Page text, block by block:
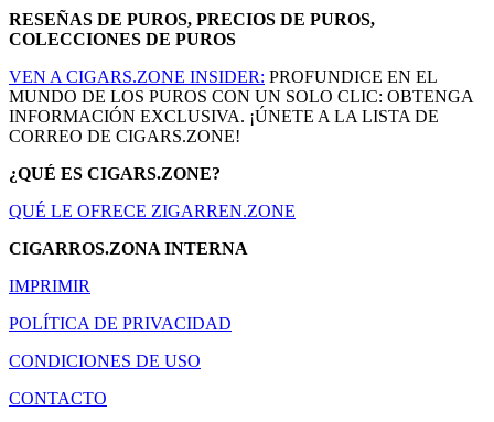
RESEÑAS DE PUROS, PRECIOS DE PUROS,
COLECCIONES DE PUROS
VEN A CIGARS.ZONE INSIDER: PROFUNDICE EN EL
MUNDO DE LOS PUROS CON UN SOLO CLIC: OBTENGA
INFORMACIÓN EXCLUSIVA. ¡ÚNETE A LA LISTA DE
CORREO DE CIGARS.ZONE!
¿QUÉ ES CIGARS.ZONE?
QUÉ LE OFRECE ZIGARREN.ZONE
CIGARROS.ZONA INTERNA
IMPRIMIR
POLÍTICA DE PRIVACIDAD
CONDICIONES DE USO
CONTACTO